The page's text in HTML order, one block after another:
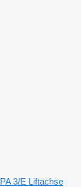
3/E Liftachse